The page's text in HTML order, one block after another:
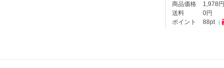
商品価格 1,978 円
送料
0円
ポイント
88pt（